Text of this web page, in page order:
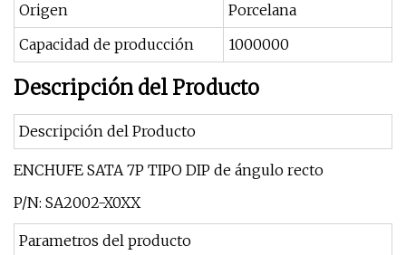
Origen
Porcelana
Capacidad de producción
1000000
Descripción del Producto
Descripción del Producto
ENCHUFE SATA 7P TIPO DIP de ángulo recto
P/N: SA2002-X0XX
Parametros del producto